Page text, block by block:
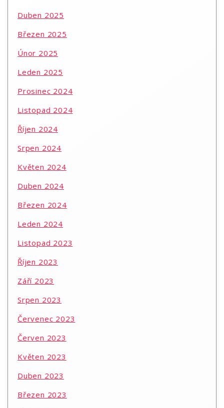
Duben 2025
Březen 2025
Únor 2025
Leden 2025
Prosinec 2024
Listopad 2024
Říjen 2024
Srpen 2024
Květen 2024
Duben 2024
Březen 2024
Leden 2024
Listopad 2023
Říjen 2023
Září 2023
Srpen 2023
Červenec 2023
Červen 2023
Květen 2023
Duben 2023
Březen 2023